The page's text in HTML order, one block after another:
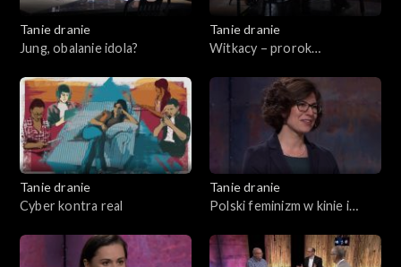
Tanie dranie
Jung, obalanie idola?
Tanie dranie
Witkacy – prorok
Tanie dranie
Cyber kontra real
Tanie dranie
Polski feminizm w kinie i